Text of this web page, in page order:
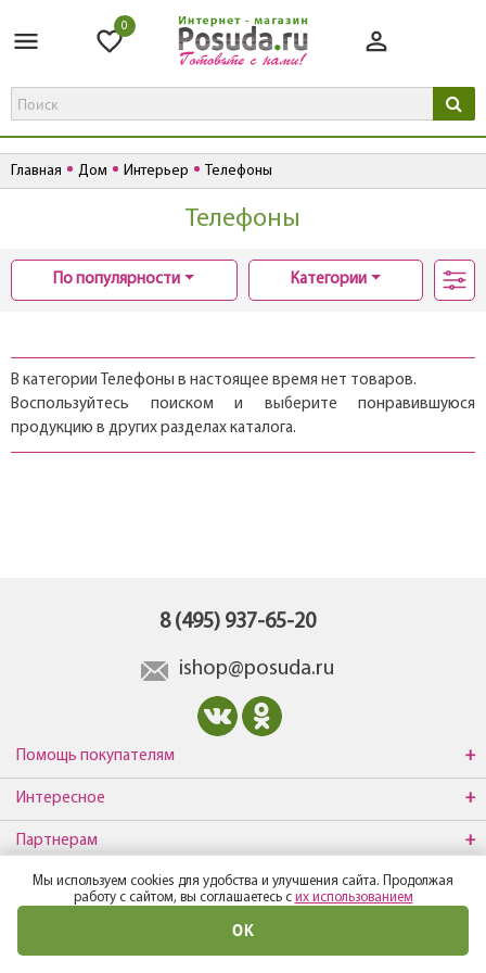
0
Главная Дом Интерьер Телефоны
Телефоны
По популярности Категории
В категории Телефоны в настоящее время нет товаров.
Воспользуйтесь поиском и выберите понравившуюся
продукцию в других разделах каталога.
8 (495) 937-65-20
ishop@posuda.ru
Помощь покупателям
Интересное
Партнерам
О компании
Мы используем cookies для удобства и улучшения сайта. Продолжая
работу с сайтом, вы соглашаетесь с их использованием
ОК